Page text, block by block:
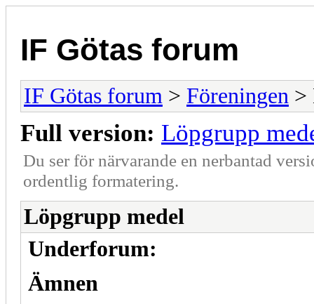
IF Götas forum
IF Götas forum > Föreningen >
Full version: Löpgrupp
Du ser för närvarande en nerbantad
ordentlig formatering.
Löpgrupp medel
Underforum:
Ämnen